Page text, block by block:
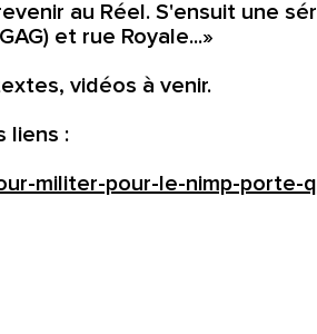
au Réel. S'ensuit une
et rue Royale...»
vidéos à venir.
liens :
militer-pour-le-nimp-porte-